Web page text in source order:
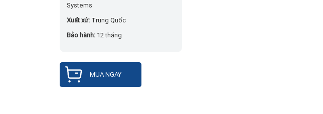
Systems
Xuất xứ: Trung Quốc
Bảo hành: 12 tháng
MUA NGAY